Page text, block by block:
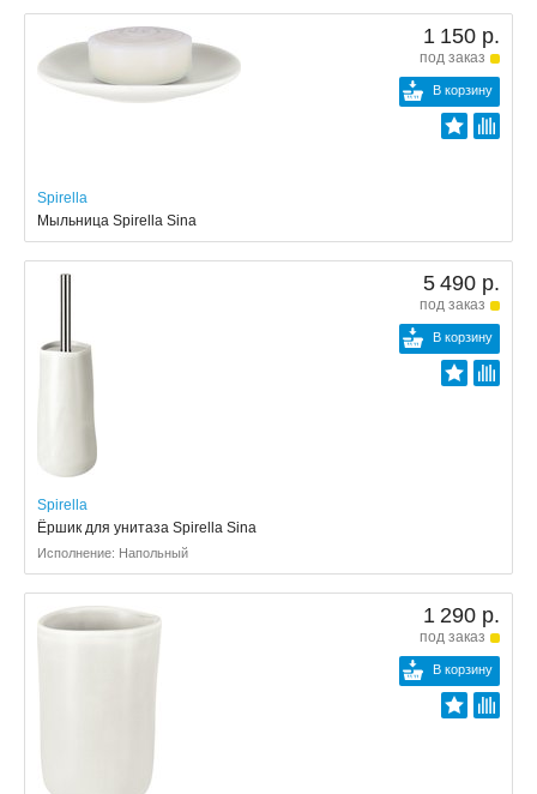
1 150 р.
под заказ
В корзину
Spirella
Мыльница Spirella Sina
5 490 р.
под заказ
В корзину
Spirella
Ёршик для унитаза Spirella Sina
Исполнение: Напольный
1 290 р.
под заказ
В корзину